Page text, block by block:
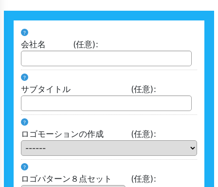
?
会社名 (任意):
?
サブタイトル (任意):
?
ロゴモーションの作成 (任意):
?
ロゴパターン８点セット (任意):